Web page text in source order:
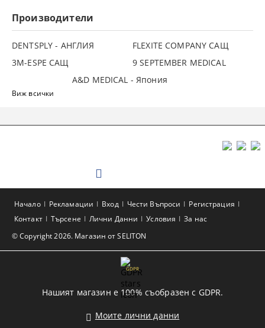
Производители
DENTSPLY - АНГЛИЯ
FLEXITE COMPANY САЩ
3М-ESPE САЩ
9 SEPTEMBER MEDICAL
A&D MEDICAL - Япония
Виж всички
© Copyright 2026. Магазин от SELITON
Начало Рекламации Вход Чести Въпроси
Регистрация
Контакт
Търсене Лични Данни Условия За нас
GDPR
Нашият магазин е 100% съобразен с GDPR.
Моите лични данни